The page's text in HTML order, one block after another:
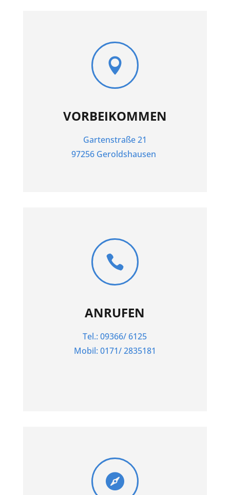

VORBEIKOMMEN
Gartenstraße 21
97256 Geroldshausen

ANRUFEN
Tel.: 09366/ 6125
Mobil: 0171/ 2835181
